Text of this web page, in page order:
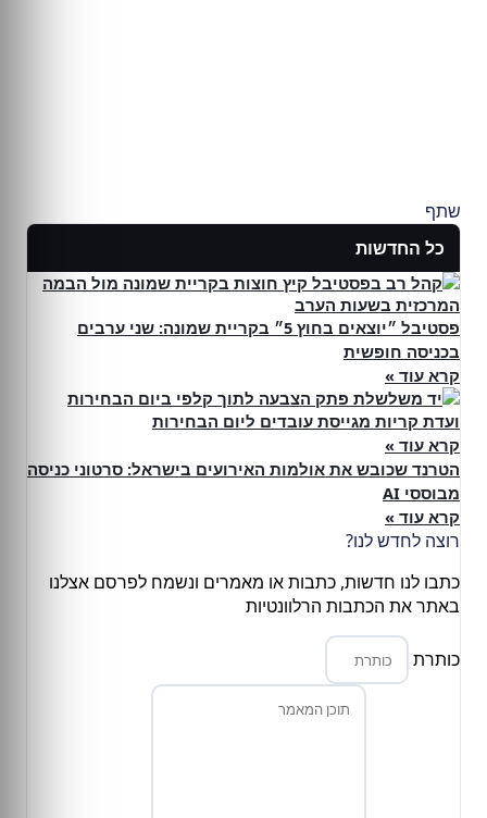
שתף
כל החדשות
פסטיבל ״יוצאים בחוץ 5״ בקריית שמונה: שני ערבים
בכניסה חופשית
קרא עוד »
ועדת קריות מגייסת עובדים ליום הבחירות
קרא עוד »
הטרנד שכובש את אולמות האירועים בישראל: סרטוני כניסה
מבוססי AI
קרא עוד »
רוצה לחדש לנו?
כתבו לנו חדשות, כתבות או מאמרים ונשמח לפרסם אצלנו
באתר את הכתבות הרלוונטיות
כותרת